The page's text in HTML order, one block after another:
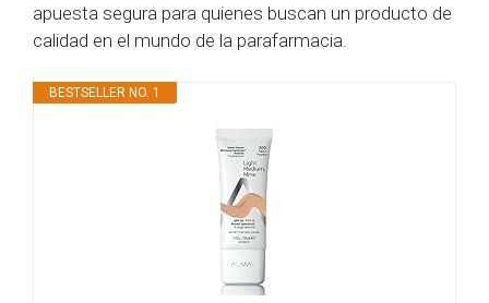
apuesta segura para quienes buscan un producto de
calidad en el mundo de la parafarmacia.
BESTSELLER NO. 1